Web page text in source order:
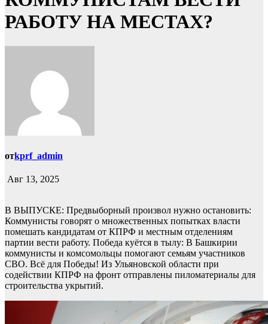
РАБОТУ НА МЕСТАХ?
отkprf_admin
Авг 13, 2025
В ВЫПУСКЕ: Предвыборный произвол нужно остановить:
Коммунисты говорят о множественных попытках власти
помешать кандидатам от КПРФ и местным отделениям
партии вести работу. Победа куётся в тылу: В Башкирии
коммунисты и комсомольцы помогают семьям участников
СВО. Всё для Победы! Из Ульяновской области при
содействии КПРФ на фронт отправлены пиломатериалы для
строительства укрытий.